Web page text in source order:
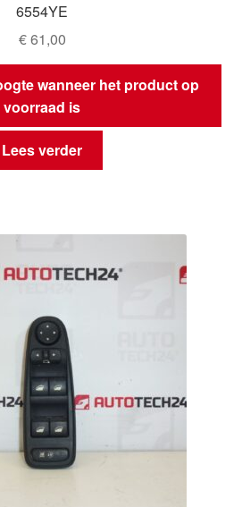
6554YE
€61,00
wanneer het product op
voorraad is
Lees verder